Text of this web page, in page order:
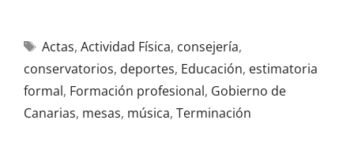
Actas, Actividad Física, consejería,
conservatorios, deportes, Educación, estimatoria
formal, Formación profesional, Gobierno de
Canarias, mesas, música, Terminación